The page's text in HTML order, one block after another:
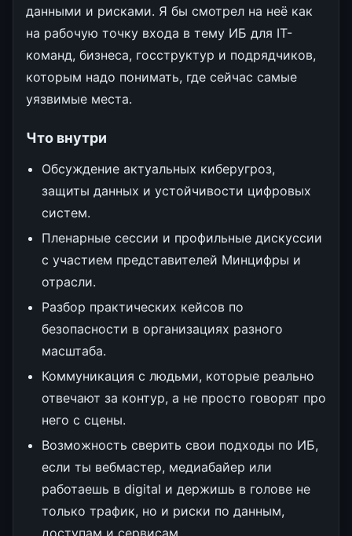
данными и рисками. Я бы смотрел на неё как
на рабочую точку входа в тему ИБ для IT-
команд, бизнеса, госструктур и подрядчиков,
которым надо понимать, где сейчас самые
уязвимые места.
Что внутри
Обсуждение актуальных киберугроз,
защиты данных и устойчивости цифровых
систем.
Пленарные сессии и профильные дискуссии
с участием представителей Минцифры и
отрасли.
Разбор практических кейсов по
безопасности в организациях разного
масштаба.
Коммуникация с людьми, которые реально
отвечают за контур, а не просто говорят про
него с сцены.
Возможность сверить свои подходы по ИБ,
если ты вебмастер, медиабайер или
работаешь в digital и держишь в голове не
только трафик, но и риски по данным,